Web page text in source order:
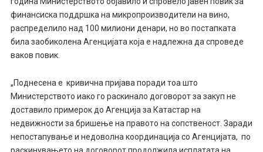
финансиска поддршка на микропроизводители на вино,
распределило над 100 милиони денари, но во постапката
била заобиколена Агенцијата која е надлежна да спроведе
ваков повик.
„Поднесена е кривична пријава поради тоа што
Mинистерството иако го раскинало договорот за закуп не
доставило примерок до Агенција за Катастар на
недвижности за бришење на правото на сопственост. Заради
непостапување и недоволна координација со Агенцијата, по